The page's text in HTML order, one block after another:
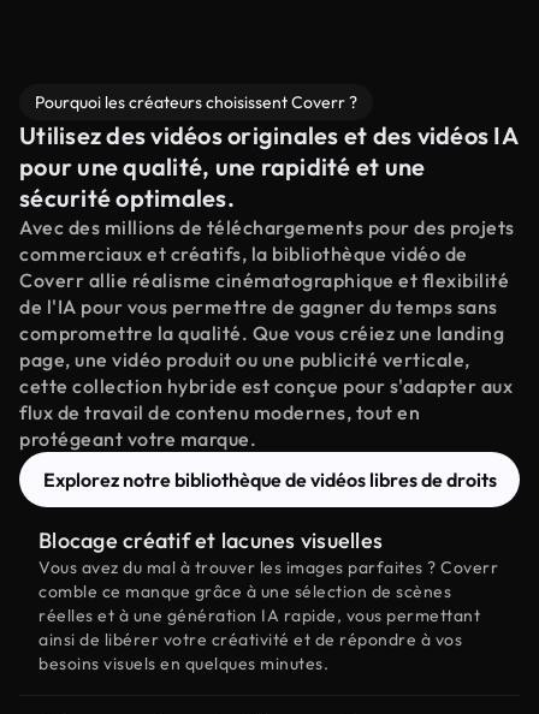
Pourquoi les créateurs choisissent Coverr ?
Utilisez des vidéos originales et des vidéos IA
pour une qualité, une rapidité et une
sécurité optimales.
Avec des millions de téléchargements pour des projets
commerciaux et créatifs, la bibliothèque vidéo de
Coverr allie réalisme cinématographique et flexibilité
de l'IA pour vous permettre de gagner du temps sans
compromettre la qualité. Que vous créiez une landing
page, une vidéo produit ou une publicité verticale,
cette collection hybride est conçue pour s'adapter aux
flux de travail de contenu modernes, tout en
protégeant votre marque.
Explorez notre bibliothèque de vidéos libres de droits
Blocage créatif et lacunes visuelles
Vous avez du mal à trouver les images parfaites ? Coverr
comble ce manque grâce à une sélection de scènes
réelles et à une génération IA rapide, vous permettant
ainsi de libérer votre créativité et de répondre à vos
besoins visuels en quelques minutes.